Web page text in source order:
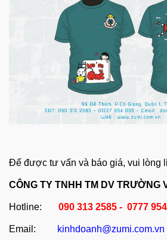
Để được tư vấn và báo giá, vui lòng
CÔNG TY TNHH TM DV TRƯỜNG
Hotline: 090 313 2585 - 0777
Email: kinhdoanh@zumi.com.vn